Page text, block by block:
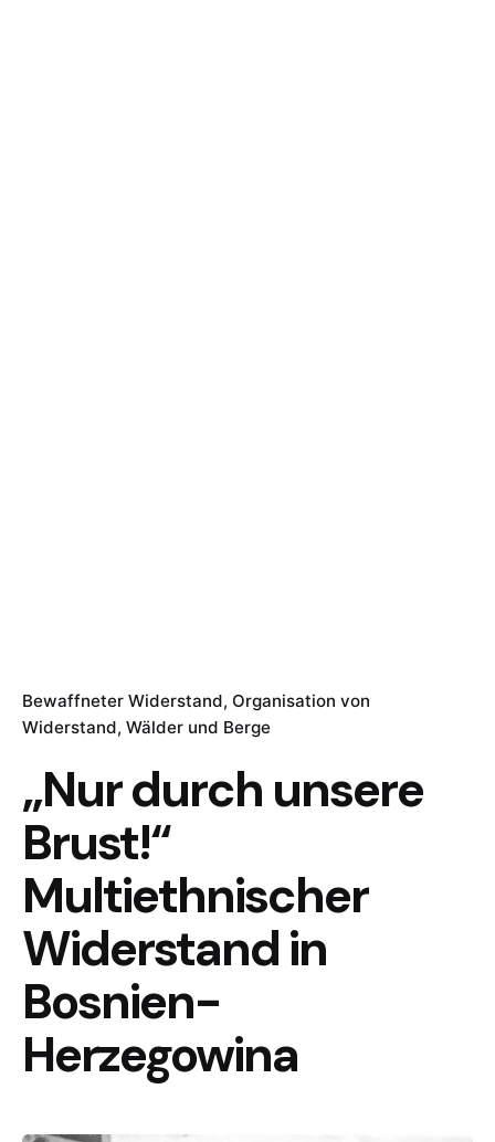
Bewaffneter Widerstand Organisation von
Widerstand Wälder und Berge
„Nur durch unsere
Brust!“
Multiethnischer
Widerstand in
Bosnien-
Herzegowina